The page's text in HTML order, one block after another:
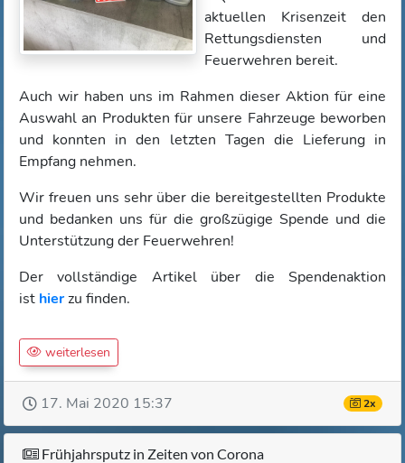
aktuellen Krisenzeit den
Rettungsdiensten und
Feuerwehren bereit.
Auch wir haben uns im Rahmen dieser Aktion für eine
Auswahl an Produkten für unsere Fahrzeuge beworben
und konnten in den letzten Tagen die Lieferung in
Empfang nehmen.
Wir freuen uns sehr über die bereitgestellten Produkte
und bedanken uns für die großzügige Spende und die
Unterstützung der Feuerwehren!
Der vollständige Artikel über die Spendenaktion
ist hierzu finden.
weiterlesen
17. Mai 2020 15:37 2x
Frühjahrsputz in Zeiten von Corona